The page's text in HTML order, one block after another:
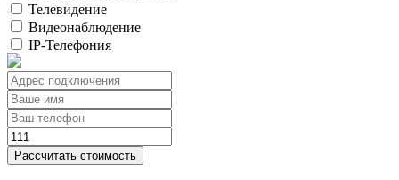
Телевидение
Видеонаблюдение
IP-Телефония
Рассчитать стоимость